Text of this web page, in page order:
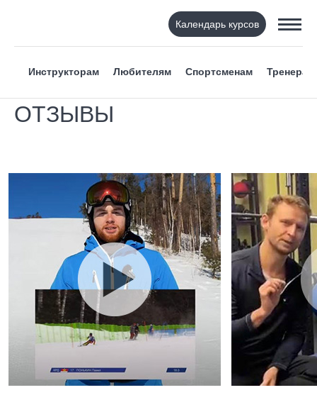
Календарь курсов
Инструкторам Любителям Спортсменам Тренерам
ОТЗЫВЫ